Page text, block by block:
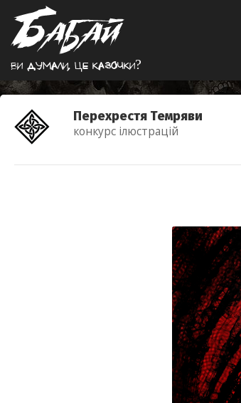
Ви думали, це казочки?
Перехрестя Темряви
конкурс ілюстрацій